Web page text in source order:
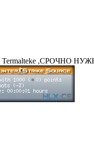
Termalteke ,СРОЧНО